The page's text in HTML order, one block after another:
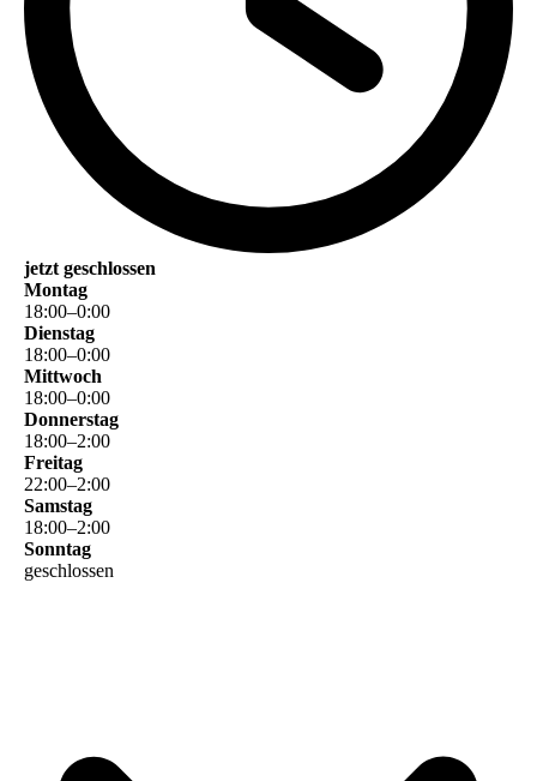
jetzt geschlossen
Montag
18:00–0:00
Dienstag
18:00–0:00
Mittwoch
18:00–0:00
Donnerstag
18:00–2:00
Freitag
22:00–2:00
Samstag
18:00–2:00
Sonntag
geschlossen